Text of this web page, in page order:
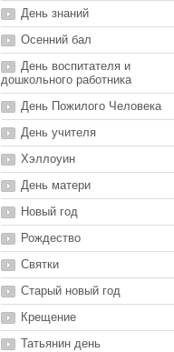
День знаний
Осенний бал
День воспитателя и
дошкольного работника
День Пожилого Человека
День учителя
Хэллоуин
День матери
Новый год
Рождество
Святки
Старый новый год
Крещение
Татьянин день